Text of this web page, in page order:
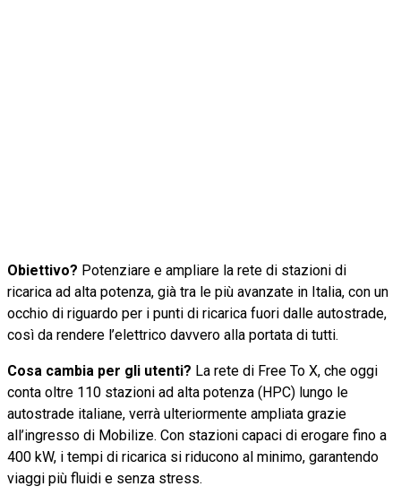
Obiettivo? Potenziare e ampliare la rete di stazioni di
ricarica ad alta potenza, già tra le più avanzate in Italia, con un
occhio di riguardo per i punti di ricarica fuori dalle autostrade,
così da rendere l’elettrico davvero alla portata di tutti.
Cosa cambia per gli utenti? La rete di Free To X, che oggi
conta oltre 110 stazioni ad alta potenza (HPC) lungo le
autostrade italiane, verrà ulteriormente ampliata grazie
all’ingresso di Mobilize. Con stazioni capaci di erogare fino a
400 kW, i tempi di ricarica si riducono al minimo, garantendo
viaggi più fluidi e senza stress.